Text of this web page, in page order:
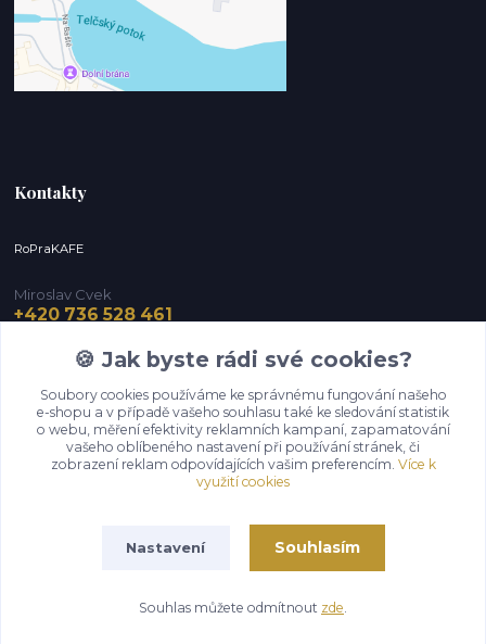
Kontakty
RoPraKAFE
Miroslav Cvek
+420 736 528 461
Upravit sběr cookies.
Vytvořeno na Eshop-rychle.cz
🍪 Jak byste rádi své cookies?
Soubory cookies používáme ke správnému fungování našeho
e-shopu a v případě vašeho souhlasu také ke sledování statistik
o webu, měření efektivity reklamních kampaní, zapamatování
vašeho oblíbeného nastavení při používání stránek, či
zobrazení reklam odpovídajících vašim preferencím. Více k
využití cookies
Nastavení Souhlasím
Souhlas můžete odmítnout zde